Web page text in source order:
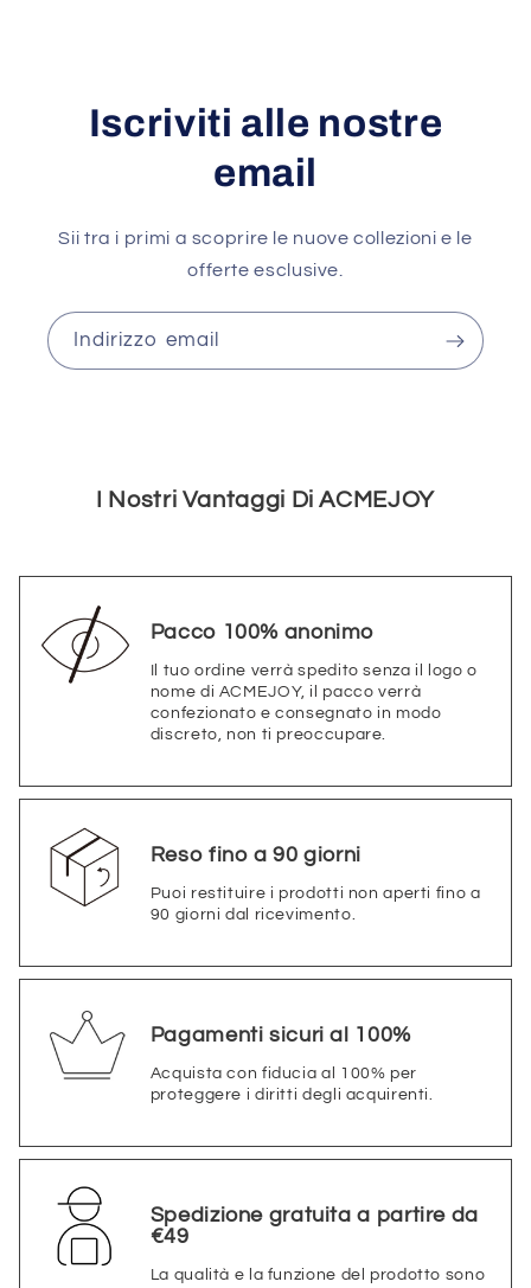
Iscriviti alle nostre
email
Sii tra i primi a scoprire le nuove collezioni e le
offerte esclusive.
Indirizzo email
I Nostri Vantaggi Di ACMEJOY
Pacco 100% anonimo
Il tuo ordine verrà spedito senza il logo o
nome di ACMEJOY, il pacco verrà
confezionato e consegnato in modo
discreto, non ti preoccupare.
Reso fino a 90 giorni
Puoi restituire i prodotti non aperti fino a
90 giorni dal ricevimento.
Pagamenti sicuri al 100%
Acquista con fiducia al 100% per
proteggere i diritti degli acquirenti.
Spedizione gratuita a partire da
€49
La qualità e la funzione del prodotto sono